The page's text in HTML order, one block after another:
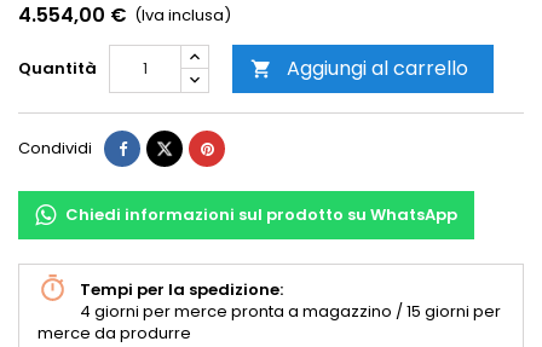
4.554,00 € (Iva inclusa)
Quantità  Aggiungi al carrello
Condividi
Chiedi informazioni sul prodotto su WhatsApp
Tempi per la spedizione:
4 giorni per merce pronta a magazzino / 15 giorni per
merce da produrre